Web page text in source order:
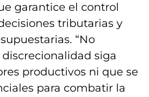
garantice el control
tributarias y
“No
siga
productivos ni que se
para combatir la